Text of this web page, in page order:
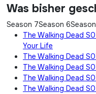
Was bisher
Season 7Season 6
The Walking Dead
Your Life
The Walking Dead
The Walking Dead
The Walking Dead
The Walking Dead